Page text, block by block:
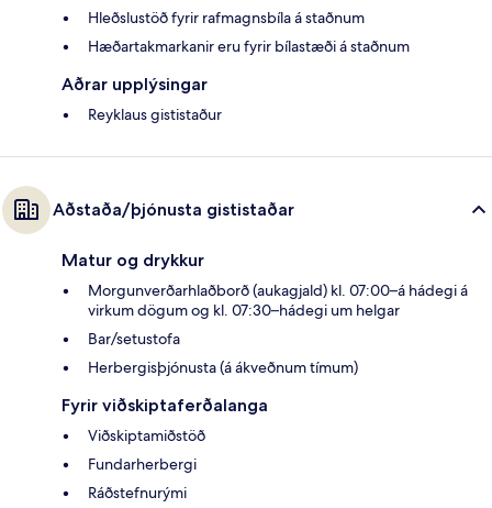
Hleðslustöð fyrir rafmagnsbíla á staðnum
Hæðartakmarkanir eru fyrir bílastæði á staðnum
Aðrar upplýsingar
Reyklaus gististaður
Aðstaða/þjónusta gististaðar
Matur og drykkur
Morgunverðarhlaðborð (aukagjald) kl. 07:00–á hádegi á
virkum dögum og kl. 07:30–hádegi um helgar
Bar/setustofa
Herbergisþjónusta (á ákveðnum tímum)
Fyrir viðskiptaferðalanga
Viðskiptamiðstöð
Fundarherbergi
Ráðstefnurými